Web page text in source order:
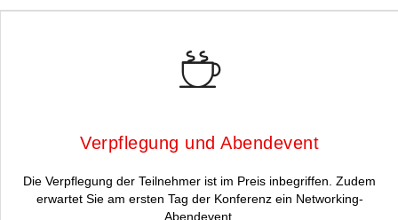
Verpflegung und Abendevent
Die Verpflegung der Teilnehmer ist im Preis inbegriffen. Zudem
erwartet Sie am ersten Tag der Konferenz ein Networking-
Abendevent.